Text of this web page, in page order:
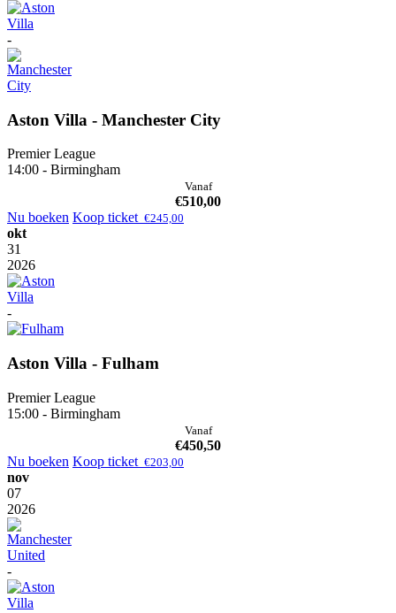
-
Aston Villa - Manchester City
Premier League
14:00 - Birmingham
Vanaf
€510,00
Nu boeken Koop ticket €245,00
okt
31
2026
-
Aston Villa - Fulham
Premier League
15:00 - Birmingham
Vanaf
€450,50
Nu boeken Koop ticket €203,00
nov
07
2026
-